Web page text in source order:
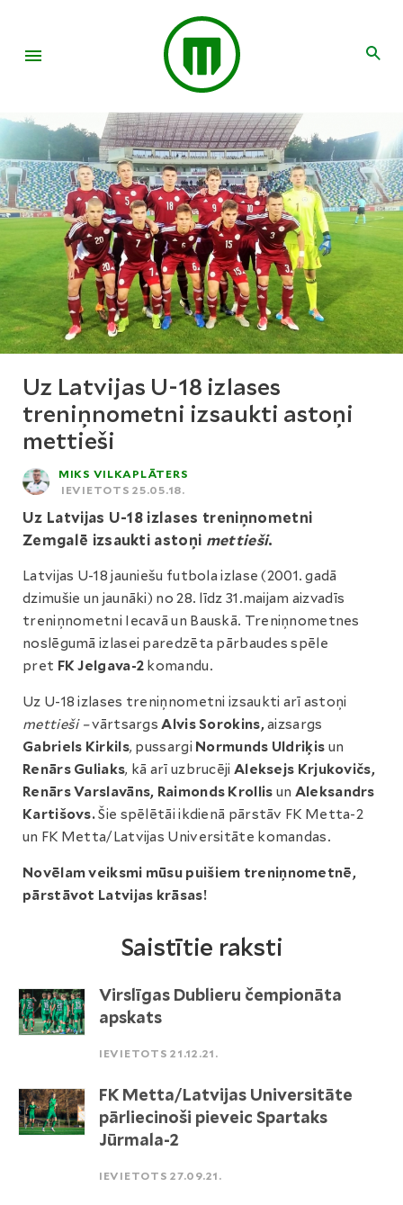
Uz Latvijas U-18 izlases
treniņnometni izsaukti astoņi
mettieši
MIKS VILKAPLĀTERS
IEVIETOTS 25.05.18.
Uz Latvijas U-18 izlases treniņnometni
Zemgalē izsaukti astoņi mettieši.
Latvijas U-18 jauniešu futbola izlase (2001. gadā
dzimušie un jaunāki) no 28. līdz 31.maijam aizvadīs
treniņnometni Iecavā un Bauskā. Treniņnometnes
noslēgumā izlasei paredzēta pārbaudes spēle
pret FK Jelgava-2 komandu.
Uz U-18 izlases treniņnometni izsaukti arī astoņi
mettieši –vārtsargsAlvis Sorokins,aizsargs
Gabriels Kirkils, pussargi Normunds Uldriķis un
Renārs Guliaks, kā arī uzbrucēji Aleksejs Krjukovičs,
Renārs Varslavāns, Raimonds Krollis un Aleksandrs
Kartišovs.Šie spēlētāi ikdienā pārstāv FK Metta-2
un FK Metta/Latvijas Universitāte komandas.
Novēlam veiksmi mūsu puišiem treniņnometnē,
pārstāvot Latvijas krāsas!
Saistītie raksti
Virslīgas Dublieru čempionāta
apskats
IEVIETOTS 21.12.21.
FK Metta/Latvijas Universitāte
pārliecinoši pieveic Spartaks
Jūrmala-2
IEVIETOTS 27.09.21.